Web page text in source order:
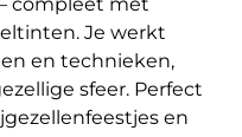
Je werkt
en technieken,
sfeer. Perfect
en